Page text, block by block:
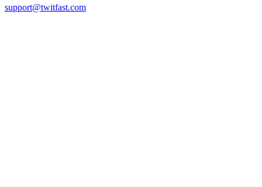
support@twitfast.com